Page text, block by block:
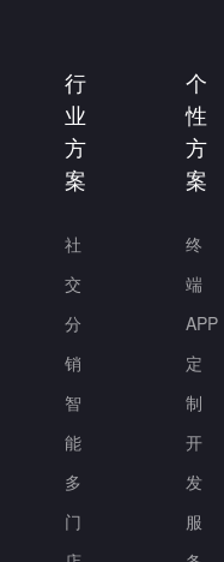
行
业
方
案
社
交
分
销
智
能
多
门
个
性
方
案
终
端
APP
定
制
开
发
服